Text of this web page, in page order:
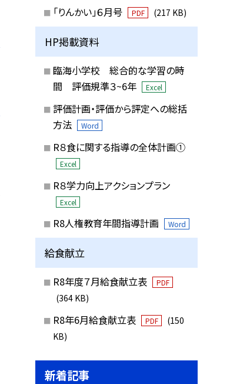
「りんかい」６月号 PDF (217 KB)
HP掲載資料
臨海小学校 総合的な学習の時
間 評価規準３~6年
Excel
評価計画・評価から評定への総括
方法
Word
R８食に関する指導の全体計画①
Excel
R８学力向上アクションプラン
Excel
R8人権教育年間指導計画 Word
給食献立
R8年度７月給食献立表 PDF
(364 KB)
R8年6月給食献立表 PDF
(150
KB)
新着記事